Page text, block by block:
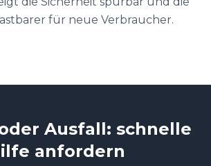
für neue Verbraucher.
Ausfall: schnelle
anfordern